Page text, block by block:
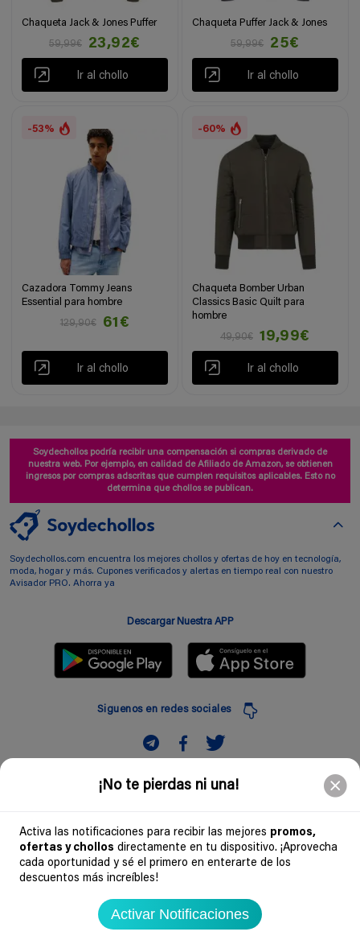
¡No te pierdas ni una!
Activa las notificaciones para recibir las mejores promos,
ofertas y chollos directamente en tu dispositivo. ¡Aprovecha
cada oportunidad y sé el primero en enterarte de los
descuentos más increíbles!
Activar Notificaciones
Chaqueta Jack & Jones Puffer
59,99€
23,92€
Ir al chollo
Chaqueta Puffer Jack & Jones
59,99€
25€
Ir al chollo
-53%
Cazadora Tommy Jeans
Essential para hombre
129,90€
61€
Ir al chollo
-60%
Chaqueta Bomber Urban
Classics Basic Quilt para
hombre
49,90€
19,99€
Ir al chollo
Soydechollos podría recibir una compensación si compras derivado de
nuestra web. Por ejemplo, en calidad de Afiliado de Amazon, se obtienen
ingresos por compras adscritas que cumplen requisitos aplicables. Esto no
determina que chollos se publican.
Soydechollos.com encuentra los mejores chollos y ofertas de hoy en tecnología,
moda, hogar y más. Cupones verificados y alertas en tiempo real con nuestro
Avisador PRO. Ahorra ya
Descargar Nuestra APP
Siguenos en redes sociales
Suscribir
Soydechollos 2026 - Todos los derechos reservados